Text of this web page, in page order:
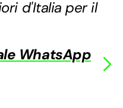
d'Italia per il
WhatsApp